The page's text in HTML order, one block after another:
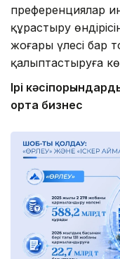
преференциялар
құрастыру
жоғары үлесі бар
қалыптастыруға
Ірі
орта бизнес